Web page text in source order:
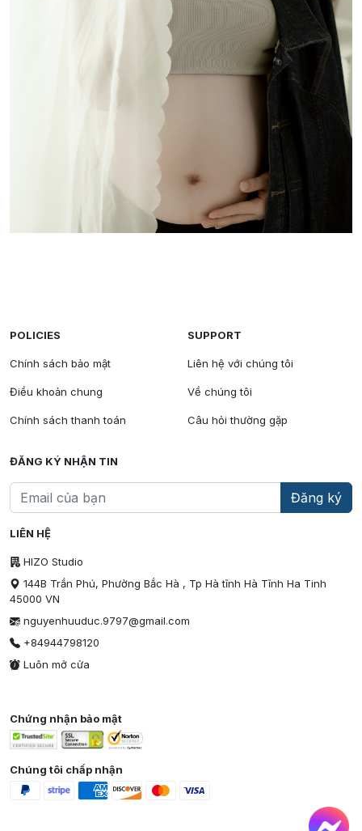
LIÊN HỆ
HIZO Studio
144B Trần Phú, Phường Bắc Hà , Tp Hà tĩnh Hà Tĩnh Ha Tinh
45000 VN
nguyenhuuduc.9797@gmail.com
+84944798120
Luôn mở cửa
POLICIES
Chính sách bảo mật
Điều khoản chung
Chính sách thanh toán
SUPPORT
Liên hệ với chúng tôi
Về chúng tôi
Câu hỏi thường gặp
ĐĂNG KÝ NHẬN TIN
Đăng ký
Chứng nhận bảo mật
Chúng tôi chấp nhận